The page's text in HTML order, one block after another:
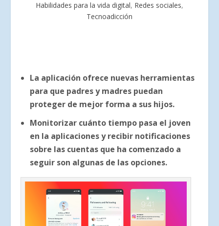
Habilidades para la vida digital, Redes sociales,
Tecnoadicción
La aplicación ofrece nuevas herramientas
para que padres y madres puedan
proteger de mejor forma a sus hijos.
Monitorizar cuánto tiempo pasa el joven
en la aplicaciones y recibir notificaciones
sobre las cuentas que ha comenzado a
seguir son algunas de las opciones.